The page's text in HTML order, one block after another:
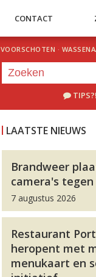
CONTACT
VOORSCHOTEN ·
TIPS?!
LAATSTE NIEUWS
Brandweer
camera's
7 augustus 2026
Restaurant
heropent met
menukaart en